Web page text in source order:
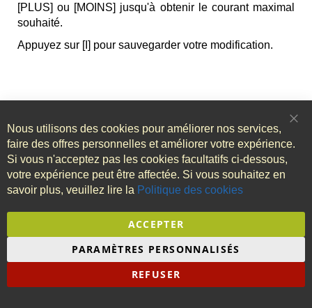
[PLUS] ou [MOINS] jusqu'à obtenir le courant maximal
souhaité.
Appuyez sur [I] pour sauvegarder votre modification.
NE PAS MODIFIER
Ce paramètre permet simplement d'indiquer le nombre
d'aimants disponibles sur votre détecteur de pédalage.
SPEED SENSOR
rapidement l'affichage de la vitesse
Nous utilisons des cookies pour améliorer nos services,
faire des offres personnelles et améliorer votre expérience.
Si vous n'acceptez pas les cookies facultatifs ci-dessous,
votre expérience peut être affectée. Si vous souhaitez en
savoir plus, veuillez lire la Politique des cookies
ACCEPTER
PARAMÈTRES PERSONNALISÉS
REFUSER